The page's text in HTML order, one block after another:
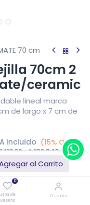
al Carrito
0
Lista de
Deseos
Cuenta
70 cm
70cm 2
ceramic
lineal marca
de largo x 7 cm de
Incluido (15% OFF)
$182.849,64
al carrito